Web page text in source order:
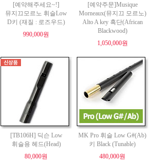
[예약해주세요~!]
뮤지끄모르노 휘슬Low
D키 (재질 : 로즈우드)
990,000원
[예약주문]Musique
Morneaux(뮤지끄 모르노)
Alto A key 흑단(African
Blackwood)
1,050,000원
[TB106H] 딕슨 Low
휘슬용 헤드(Head)
80,000원
MK Pro 휘슬 Low G#(Ab)
키 Black (Tunable)
480,000원